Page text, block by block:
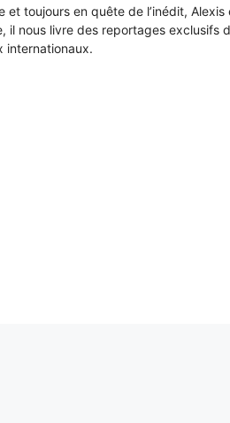
et toujours en quête de l’inédit,
il nous livre des reportages exclusifs
internationaux.